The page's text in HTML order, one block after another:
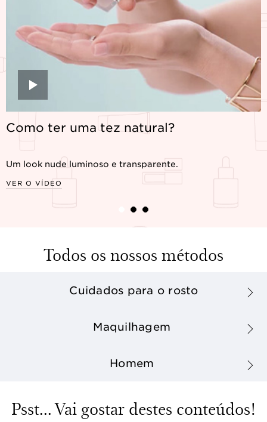
Como ter uma tez natural?
Um look nude luminoso e transparente.
VER O VÍDEO
Todos os nossos métodos
Cuidados para o rosto
Maquilhagem
Homem
Psst... Vai gostar destes conteúdos!